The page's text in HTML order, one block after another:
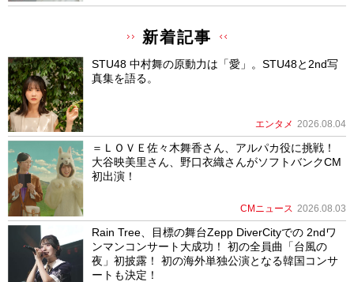
新着記事
STU48 中村舞の原動力は「愛」。STU48と2nd写
真集を語る。
エンタメ 2026.08.04
＝ＬＯＶＥ佐々木舞香さん、アルパカ役に挑戦！
大谷映美里さん、野口衣織さんがソフトバンクCM
初出演！
CMニュース 2026.08.03
Rain Tree、目標の舞台Zepp DiverCityでの 2ndワ
ンマンコンサート大成功！ 初の全員曲「台風の
夜」初披露！ 初の海外単独公演となる韓国コンサ
ートも決定！